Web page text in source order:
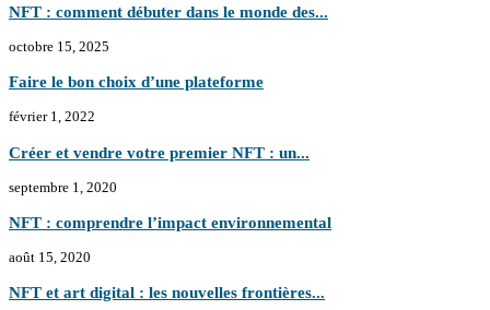
NFT : comment débuter dans le monde des...
octobre 15, 2025
Faire le bon choix d’une plateforme
février 1, 2022
Créer et vendre votre premier NFT : un...
septembre 1, 2020
NFT : comprendre l’impact environnemental
août 15, 2020
NFT et art digital : les nouvelles frontières...